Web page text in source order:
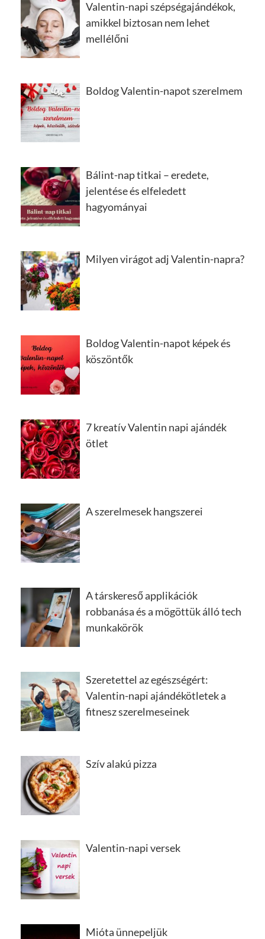
Valentin-napi szépségajándékok,
amikkel biztosan nem lehet
mellélőni
Boldog Valentin-napot szerelmem
Bálint-nap titkai – eredete,
jelentése és elfeledett
hagyományai
Milyen virágot adj Valentin-napra?
Boldog Valentin-napot képek és
köszöntők
7 kreatív Valentin napi ajándék
ötlet
A szerelmesek hangszerei
A társkereső applikációk
robbanása és a mögöttük álló tech
munkakörök
Szeretettel az egészségért:
Valentin-napi ajándékötletek a
fitnesz szerelmeseinek
Szív alakú pizza
Valentin-napi versek
Mióta ünnepeljük